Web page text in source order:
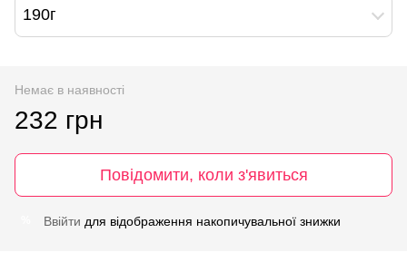
190г
Немає в наявності
232 грн
Повідомити, коли з'явиться
Ввійти для відображення накопичувальної знижки